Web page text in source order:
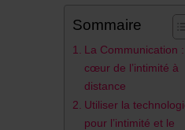
Sommaire
La Communication
cœur de l’intimité à
distance
Utiliser la
pour l’intimité et le